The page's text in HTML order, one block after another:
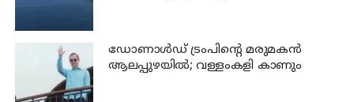
ഡോണാള്‍ഡ് ട്രംപിന്റെ മരുമകന്‍
ആലപ്പുഴയിൽ; വള്ളംകളി കാണും